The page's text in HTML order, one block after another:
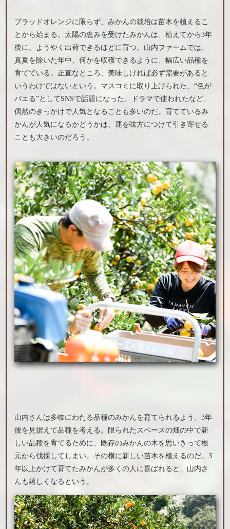
ブラッドオレンジに限らず、みかんの栽培は苗木を植えるこ
とから始まる。太陽の恵みを受けたみかんは、植えてから3年
後に、ようやく出荷できるほどに育つ。山内ファームでは、
真夏を除いた年中、何かを収穫できるように、幅広い品種を
育てている。正直なところ、美味しければ必ず需要があると
いうわけではないという。マスコミに取り上げられた、“色が
バエる”としてSNSで話題になった、ドラマで使われたなど、
偶然のきっかけで人気となることも多いのだ。育てているみ
かんが人気になるかどうかは、運を味方につけて引き寄せる
ことも大きいのだろう。
山内さんは多岐にわたる品種のみかんを育てられるよう、3年
後を見据えて品種を考える。限られたスペースの畑の中で新
しい品種を育てるために、既存のみかんの木を思いきって根
元から伐採してしまい、その横に新しい苗木を植えるのだ。3
年以上かけて育てたみかんが多くの人に喜ばれると、山内さ
んも嬉しくなるという。